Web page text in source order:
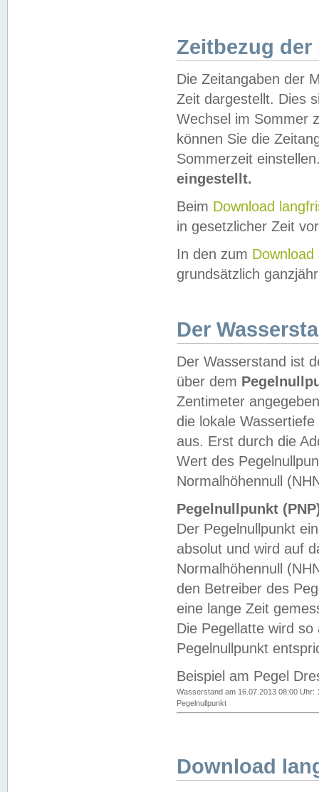
Zeitbezug der
Die Zeitangaben der
Zeit dargestellt. Dies
Wechsel im Sommer
können Sie die
Sommerzeit
eingestellt.
Beim Download
in gesetzlicher Zeit
In den zum Download
grundsätzlich
Der
Der Wasserstand ist
über dem
Zentimeter
die lokale
aus. Erst durch die
Wert des
Normalhöhennull
Pegelnullpunkt
Der Pegelnullpunkt
absolut und wird auf
Normalhöhennull
den Betreiber des
eine lange Zeit
Die Pegellatte wird
Pegelnullpunkt
Beispiel am Pegel
Wasserstand am 16.07.2013 08:00 Uhr:
Pegelnullpunkt
Download